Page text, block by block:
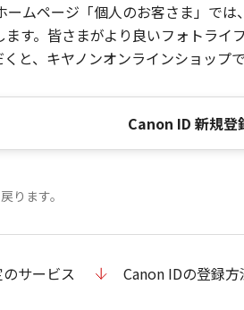
ムページ「個人のお客さま」で
す。皆さまがより良いフォトラ
と、キヤノンオンラインショップ
Canon ID 新規登
ります。
サービス Canon IDの登録方